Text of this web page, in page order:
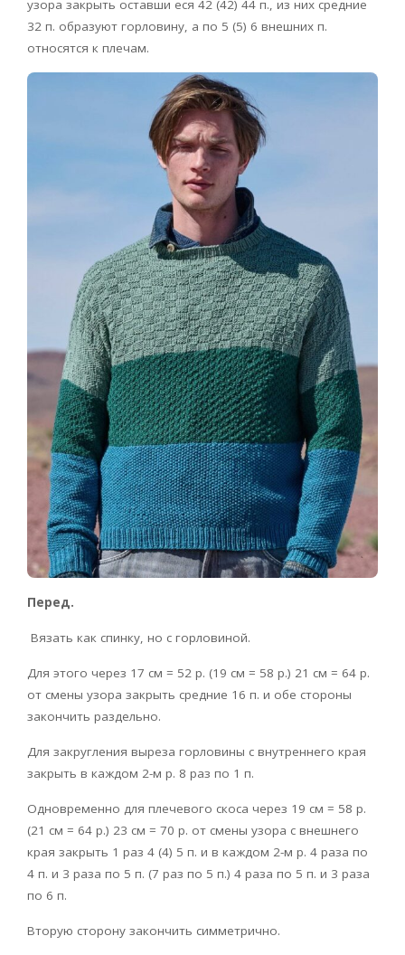
узора закрыть оставши еся 42 (42) 44 п., из них средние
32 п. образуют горловину, а по 5 (5) 6 внешних п.
относятся к плечам.
Перед.
Вязать как спинку, но с горловиной.
Для этого через 17 см = 52 р. (19 см = 58 р.) 21 см = 64 р.
от смены узора закрыть средние 16 п. и обе стороны
закончить раздельно.
Для закругления выреза горловины с внутреннего края
закрыть в ка­ждом 2-м р. 8 раз по 1 п.
Одновре­менно для плечевого скоса через 19 см = 58 р.
(21 см = 64 р.) 23 см = 70 р. от смены узора с внешнего
края закрыть 1 раз 4 (4) 5 п. и в каждом 2-м р. 4 раза по
4 п. и 3 раза по 5 п. (7 раз по 5 п.) 4 раза по 5 п. и 3 раза
по 6 п.
Вторую сторону закончить симметрично.